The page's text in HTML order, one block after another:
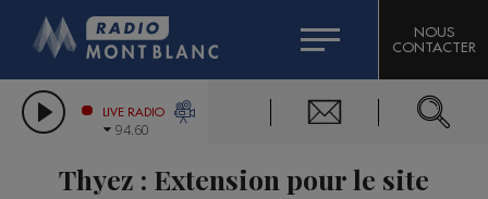
LES CHRONIQUES DE L'EXPERT
CITIZEN MACHINERY
GRAND MASSIF DOMAINES SKIABLES
BIGARD
COMPAGNIE DU MONT-BLANC
NOUS
CONTACTER
LIVE RADIO
94.60
Thyez : Extension pour le site